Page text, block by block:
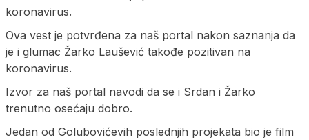
koronavirus.
Ova vest je potvrđena za naš portal nakon saznanja da
je i glumac Žarko Laušević takođe pozitivan na
koronavirus.
Izvor za naš portal navodi da se i Srdan i Žarko
trenutno osećaju dobro.
Jedan od Golubovićevih poslednjih projekata bio je film